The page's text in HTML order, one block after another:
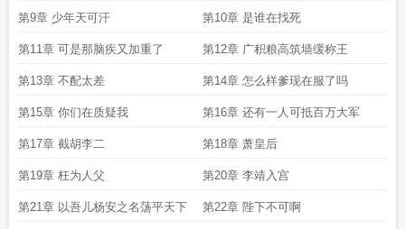
第9章 少年天可汗 第10章 是谁在找死
第11章 可是那脑疾又加重了 第12章 广积粮高筑墙缓称王
第13章 不配太差 第14章 怎么样爹现在服了吗
第15章 你们在质疑我 第16章 还有一人可抵百万大军
第17章 截胡李二 第18章 萧皇后
第19章 枉为人父 第20章 李靖入宫
第21章 以吾儿杨安之名荡平天下 第22章 陛下不可啊